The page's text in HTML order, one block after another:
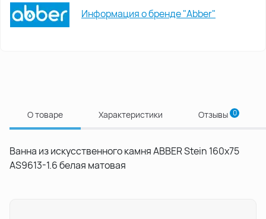
Информация о бренде "Abber"
О товаре Характеристики Отзывы 0
Ванна из искусственного камня ABBER Stein 160х75
AS9613-1.6 белая матовая